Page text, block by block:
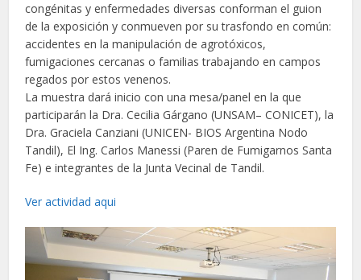
congénitas y enfermedades diversas conforman el guion
de la exposición y conmueven por su trasfondo en común:
accidentes en la manipulación de agrotóxicos,
fumigaciones cercanas o familias trabajando en campos
regados por estos venenos.
La muestra dará inicio con una mesa/panel en la que
participarán la Dra. Cecilia Gárgano (UNSAM– CONICET), la
Dra. Graciela Canziani (UNICEN- BIOS Argentina Nodo
Tandil), El Ing. Carlos Manessi (Paren de Fumigarnos Santa
Fe) e integrantes de la Junta Vecinal de Tandil.
Ver actividad aqui